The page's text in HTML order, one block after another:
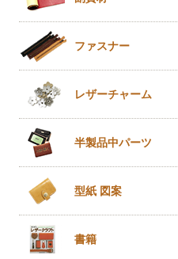
ファスナー
レザーチャーム
半製品中パーツ
型紙 図案
書籍